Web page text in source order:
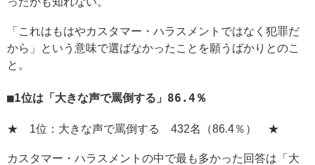
「これはもはやカスタマー・ハラスメントではなく犯罪だ
から」という意味で選ばなかったことを願うばかりとのこ
と。
1位は「大きな声で罵倒する」86.4％
★ 1位：大きな声で罵倒する 432名（86.4％） ★
カスタマー・ハラスメントの中で最も多かった回答は「大